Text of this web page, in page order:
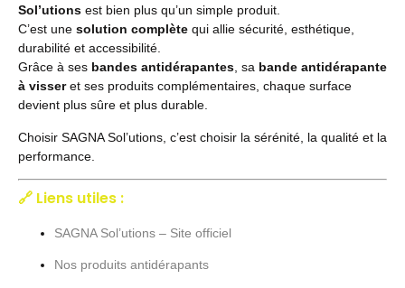
Sol’utions est bien plus qu’un simple produit.
C’est une solution complète qui allie sécurité, esthétique,
durabilité et accessibilité.
Grâce à ses bandes antidérapantes, sa bande antidérapante
à visseret ses produits complémentaires, chaque surface
devient plus sûre et plus durable.
Choisir SAGNA Sol’utions, c’est choisir la sérénité, la qualité et la
performance.
🔗 Liens utiles :
SAGNA Sol’utions – Site officiel
Nos produits antidérapants